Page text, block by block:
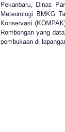
Pekanbaru, Dinas
Meteorologi BMKG
Konservasi
Rombongan yang
pembukaan di